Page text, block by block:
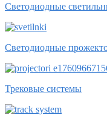
Светодиодные
Светодиодные
Трековые системы